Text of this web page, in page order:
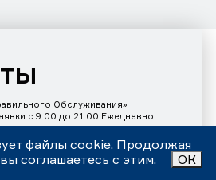
Обслуживания»
с 9:00 до 21:00 Ежедневно
файлы cookie. Продолжая
соглашаетесь с этим.
ОК